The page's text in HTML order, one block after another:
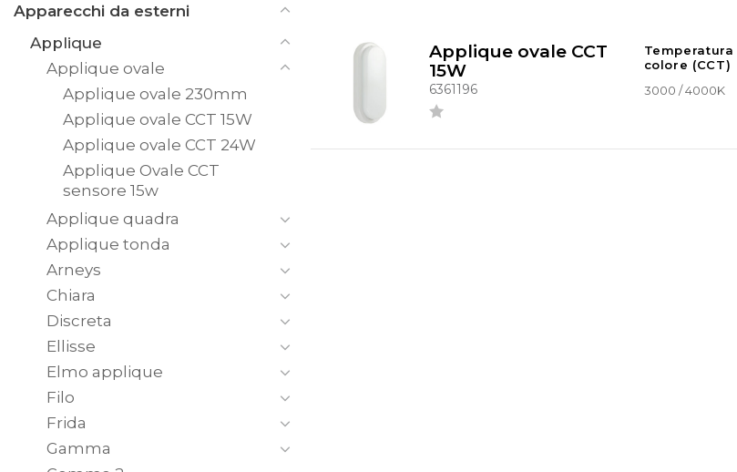
Apparecchi da esterni
Applique
Applique ovale
Applique ovale 230mm
Applique ovale CCT 15W
Applique ovale CCT 24W
Applique Ovale CCT
sensore 15w
Applique quadra
Applique tonda
Arneys
Chiara
Discreta
Ellisse
Elmo applique
Filo
Frida
Gamma
Applique ovale CCT
15W
6361196
Temperatura
colore (CCT)
3000 / 4000K